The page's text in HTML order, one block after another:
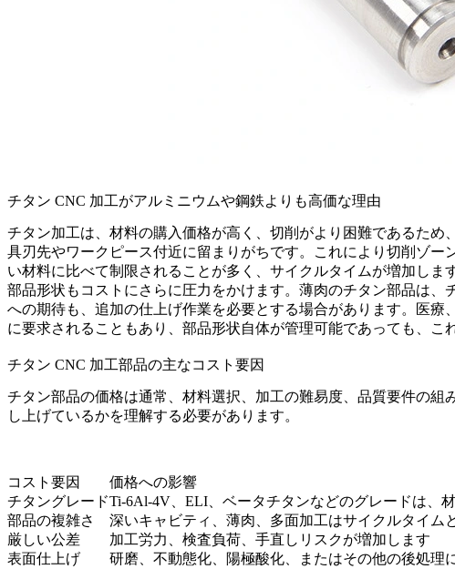
チタン CNC 加工がアルミニウムや鋼鉄よりも高価な理由
チタン加工は、材料の購入価格が高く、切削がより困難であるた
具刃先やワークピース付近に留まりがちです。これにより切削ゾ
い材料に比べて制限されることが多く、サイクルタイムが増加します
部品形状もコストにさらに圧力をかけます。薄肉のチタン部品は
への期待も、追加の仕上げ作業を必要とする場合があります。医
に要求されることもあり、部品形状自体が管理可能であっても、こ
チタン CNC 加工部品の主なコスト要因
チタン部品の価格は通常、材料選択、加工の難易度、品質要件の
し上げているかを理解する必要があります。
コスト要因
価格への影響
チタングレードTi-6Al-4V、ELI、ベータチタンなどのグレードは、
部品の複雑さ
深いキャビティ、薄肉、多面加工はサイクルタイム
厳しい公差
加工労力、検査負荷、手直しリスクが増加します
表面仕上げ
研磨、不動態化、陽極酸化、またはその他の後処理